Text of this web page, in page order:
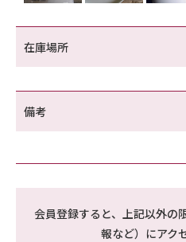
在庫場所
備考
会員登録すると、上記以外の
報など）にアク